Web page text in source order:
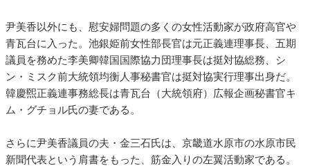
尹美香以外にも、慰安婦問題の多くの女性活動家が政府高官や
青瓦台に入った。池銀姫前女性部長官は元正義連理事長、五期
議員を務めた李美卿韓国国際協力団理事長は挺対協総務、シ
ン・ミスク前大統領均衡人事秘書官は挺対協実行理事出身だ。
韓慶煕正義連事務総長は青瓦台（大統領府）広報企画秘書官キ
ム・グチョル氏の妻である。
さらに尹美香議員の夫・金三石氏は、京畿道水原市の水原市民
新聞代表という肩書をもった、筋金入りの左翼活動家である。